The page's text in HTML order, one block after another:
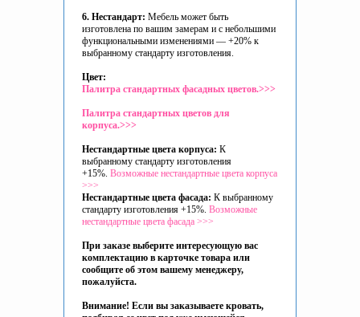
6. Нестандарт: Мебель может быть
изготовлена по вашим замерам и с небольшими
функциональными изменениями — +20% к
выбранному стандарту изготовления.
Цвет:
Палитра стандартных фасадных цветов.>>>
Палитра стандартных цветов для
корпуса.>>>
Нестандартные цвета корпуса: К
выбранному стандарту изготовления
+15%. Возможные нестандартные цвета корпуса
>>>
Нестандартные цвета фасада: К выбранному
стандарту изготовления +15%. Возможные
нестандартные цвета фасада >>>
При заказе выберите интересующую вас
комплектацию в карточке товара или
сообщите об этом вашему менеджеру,
пожалуйста.
Внимание! Если вы заказываете кровать,